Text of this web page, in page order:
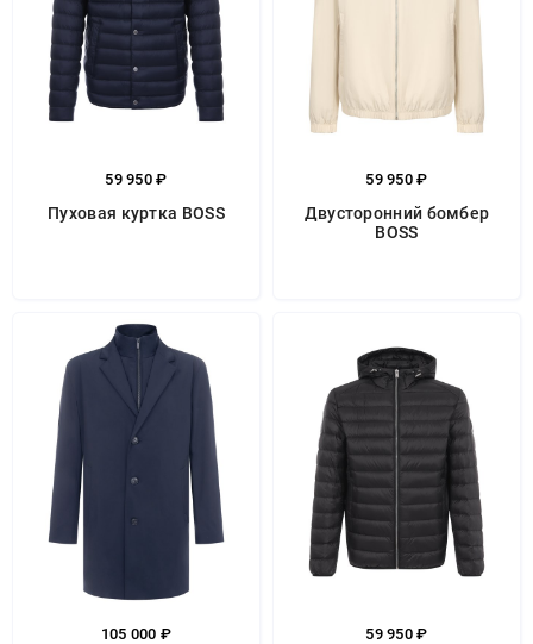
59 950 ₽
Пуховая куртка BOSS
59 950 ₽
Двусторонний бомбер
BOSS
105 000 ₽ 59 950 ₽